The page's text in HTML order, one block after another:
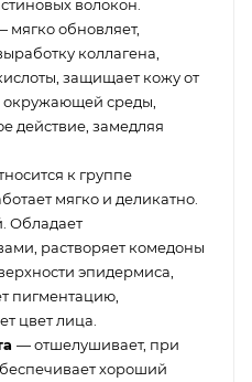
волокон.
мягко обновляет,
коллагена,
защищает кожу от
окружающей среды,
действие, замедляя
к группе
мягко и деликатно.
Обладает
растворяет комедоны
эпидермиса,
пигментацию,
цвет лица.
— отшелушивает, при
хороший